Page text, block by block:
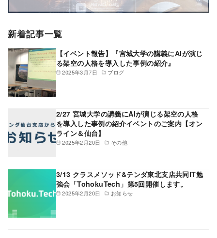
新着記事一覧
2025年3月7日 ブログ
【イベント報告】『宮城大学の講義にAIが演じ
る架空の人格を導入した事例の紹介』
2025年2月20日 その他
2/27 宮城大学の講義にAIが演じる架空の人格
を導入した事例の紹介イベントのご案内【オン
ライン＆仙台】
2025年2月20日 お知らせ
3/13 クラスメソッド&テンダ東北支店共同IT勉
強会「TohokuTech」第5回開催します。